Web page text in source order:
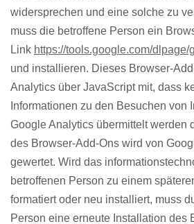
widersprechen und eine solche zu
muss die betroffene Person ein
Link https://tools.google.com/dlpage/
und installieren. Dieses Browser-
Analytics über JavaScript mit, dass
Informationen zu den Besuchen von
Google Analytics übermittelt werden
des Browser-Add-Ons wird von
gewertet. Wird das
betroffenen Person zu einem
formatiert oder neu installiert, muss
Person eine erneute Installation des